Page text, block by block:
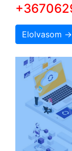
Elolvasom →